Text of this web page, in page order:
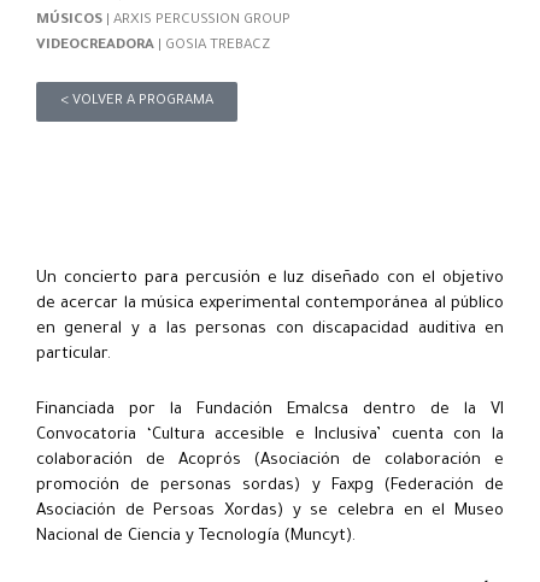
MÚSICOS | ARXIS PERCUSSION GROUP
VIDEOCREADORA | GOSIA TREBACZ
< VOLVER A PROGRAMA
Un concierto para percusión e luz diseñado con el objetivo
de acercar la música experimental contemporánea al público
en general y a las personas con discapacidad auditiva en
particular.
Financiada por la Fundación Emalcsa dentro de la VI
Convocatoria ‘Cultura accesible e Inclusiva’ cuenta con la
colaboración de Acoprós (Asociación de colaboración e
promoción de personas sordas) y Faxpg (Federación de
Asociación de Persoas Xordas) y se celebra en el Museo
Nacional de Ciencia y Tecnología (Muncyt).